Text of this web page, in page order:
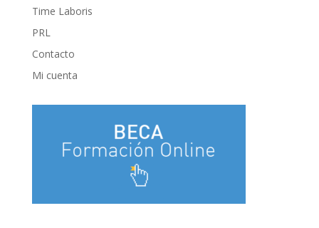
Time Laboris
PRL
Contacto
Mi cuenta